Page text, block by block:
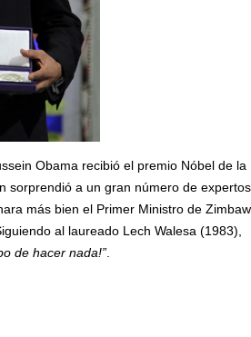
Obama recibió el premio Nóbel de la
sorprendió a un gran número de
más bien el Primer Ministro de
al laureado Lech Walesa (1983),
de hacer nada!”